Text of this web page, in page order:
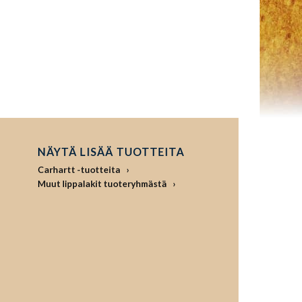
NÄYTÄ LISÄÄ TUOTTEITA
Carhartt -tuotteita
Muut lippalakit tuoteryhmästä